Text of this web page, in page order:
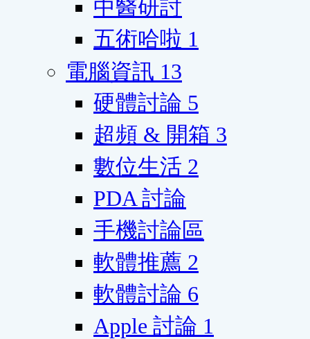
中醫研討
五術哈啦 1
電腦資訊 13
硬體討論 5
超頻 & 開箱 3
數位生活 2
PDA 討論
手機討論區
軟體推薦 2
軟體討論 6
Apple 討論 1